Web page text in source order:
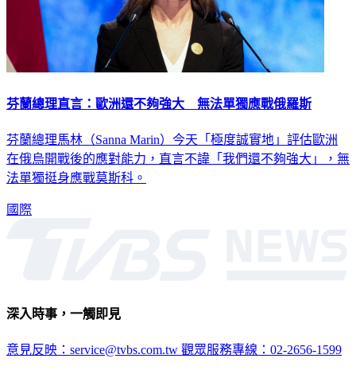
芬蘭總理直言：歐洲還不夠強大 無法單獨應戰俄羅斯
芬蘭總理馬林（Sanna Marin）今天「極度誠實地」評估歐洲
在俄烏開戰後的應對能力，直言不諱「我們還不夠強大」，無
法單獨挺身應戰莫斯科。
國際
深入時事，一觸即見
意見反映：service@tvbs.com.tw 觀眾服務專線：02-2656-1599